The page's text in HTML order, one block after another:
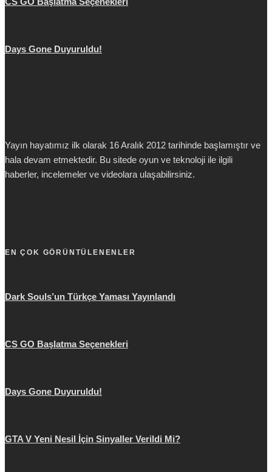
Days Gone Duyuruldu!
Yayın hayatımız ilk olarak 16 Aralık 2012 tarihinde başlamıştır ve
hala devam etmektedir. Bu sitede oyun ve teknoloji ile ilgili
haberler, incelemeler ve videolara ulaşabilirsiniz.
EN ÇOK GÖRÜNTÜLENENLER
Dark Souls’un Türkçe Yaması Yayınlandı
CS GO Başlatma Seçenekleri
Days Gone Duyuruldu!
GTA V Yeni Nesil İçin Sinyaller Verildi Mi?